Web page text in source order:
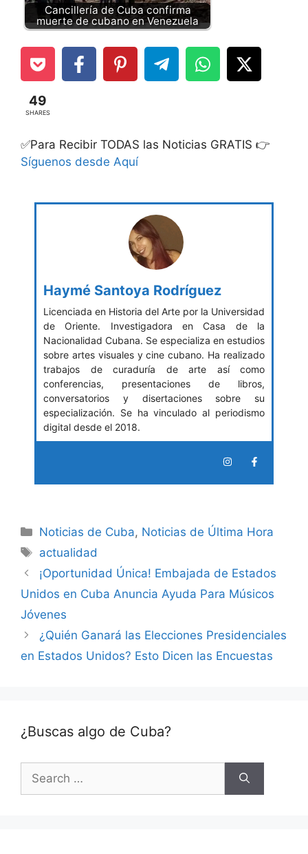
Cancillería de Cuba confirma
muerte de cubano en Venezuela
49
SHARES
✅Para Recibir TODAS las Noticias GRATIS 👉
Síguenos desde Aquí
Haymé Santoya Rodríguez
Licenciada en Historia del Arte por la Universidad
de Oriente. Investigadora en Casa de la
Nacionalidad Cubana. Se especializa en estudios
sobre artes visuales y cine cubano. Ha realizado
trabajos de curaduría de arte así como
conferencias, presentaciones de libros,
conversatorios y disertaciones sobre su
especialización. Se ha vinculado al periodismo
digital desde el 2018.
Categories
Noticias de Cuba, Noticias de Última Hora
Tags
actualidad
¡Oportunidad Única! Embajada de Estados
Unidos en Cuba Anuncia Ayuda Para Músicos
Jóvenes
¿Quién Ganará las Elecciones Presidenciales
en Estados Unidos? Esto Dicen las Encuestas
¿Buscas algo de Cuba?
for: